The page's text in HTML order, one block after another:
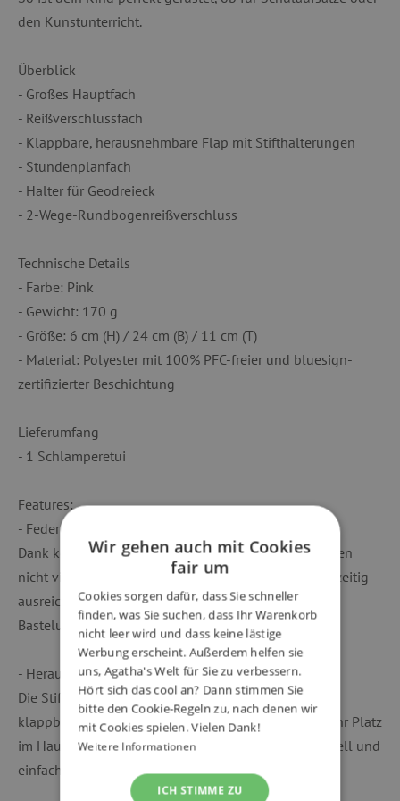
den Kunstunterricht.
Überblick
- Großes Hauptfach
- Reißverschlussfach
- Klappbare, herausnehmbare Flap mit Stifthalterungen
- Stundenplanfach
- Halter für Geodreieck
- 2-Wege-Rundbogenreißverschluss
Technische Details
- Farbe: Pink
- Gewicht: 170 g
- Größe: 6 cm (H) / 24 cm (B) / 11 cm (T)
- Material: Polyester mit 100% PFC-freier und bluesign-
zertifizierter Beschichtung
Lieferumfang
- 1 Schlamperetui
Features:
- Federmäppchen mit viel Platz
Dank kompakter Etui-Form nimmt das Schulmäppchen
nicht viel Platz im Schulranzen ein und bietet gleichzeitig
ausreichend Raum, um sämtliche Schreib- und
Bastelutensilien unterzubringen.
- Herausnehmbarer Stifthalter
Die Stifte lassen sich in den Gummischlaufen der
klappbaren Flap ordentlich verstauen. Wer lieber mehr Platz
im Hauptfach hat, kann die Klappe ausbauen – schnell und
einfach dank Slide-on-Rail-System.
Wir gehen auch mit Cookies
fair um
Cookies sorgen dafür, dass Sie schneller
finden, was Sie suchen, dass Ihr Warenkorb
nicht leer wird und dass keine lästige
Werbung erscheint. Außerdem helfen sie
uns, Agatha's Welt für Sie zu verbessern.
Hört sich das cool an? Dann stimmen Sie
bitte den Cookie-Regeln zu, nach denen wir
mit Cookies spielen. Vielen Dank!
Weitere Informationen
ICH STIMME ZU